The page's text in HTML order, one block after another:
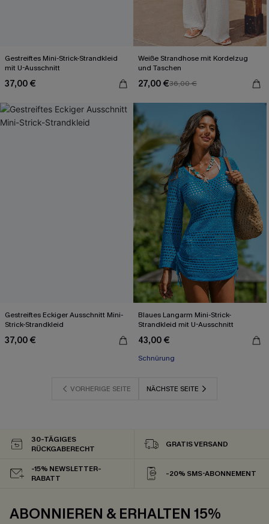
Gestreiftes Mini-Strick-Strandkleid
mit U-Ausschnitt
37,00 €
Weiße Strandhose mit Kordelzug
und Taschen
27,00 €36,00 €
Gestreiftes Eckiger Ausschnitt Mini-
Strick-Strandkleid
37,00 €
Blaues Langarm Mini-Strick-
Strandkleid mit U-Ausschnitt
43,00 €
Schnürung
VORHERIGE SEITE NÄCHSTE SEITE
30-TÄGIGES
RÜCKGABERECHT
GRATIS VERSAND
-15% NEWSLETTER-
RABATT
-20% SMS-ABONNEMENT
ABONNIEREN & ERHALTEN 15%